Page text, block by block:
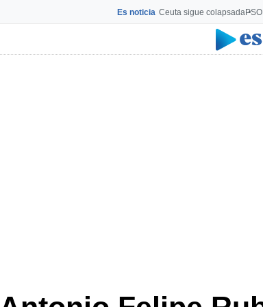
Es noticia Ceuta sigue colapsada